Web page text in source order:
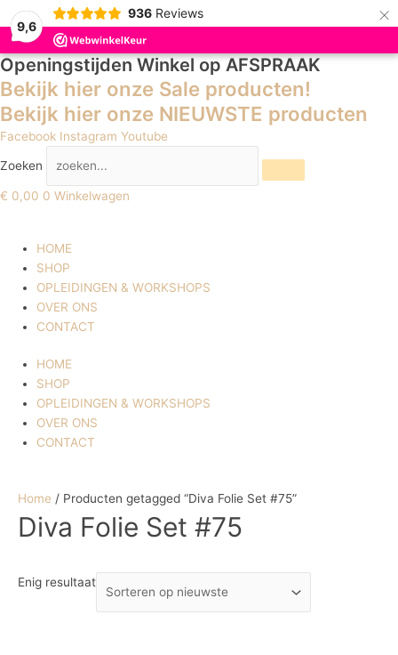
9,6
936 Reviews ×
Openingstijden Winkel op AFSPRAAK
Bekijk hier onze Sale producten!
Bekijk hier onze NIEUWSTE producten
Facebook Instagram Youtube
Zoeken
€ 0,00 0 Winkelwagen
HOME
SHOP
OPLEIDINGEN & WORKSHOPS
OVER ONS
CONTACT
HOME
SHOP
OPLEIDINGEN & WORKSHOPS
OVER ONS
CONTACT
Home / Producten getagged “Diva Folie Set #75”
Diva Folie Set #75
Enig resultaat